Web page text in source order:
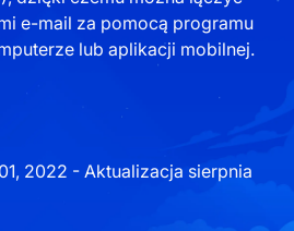
e-mail za pomocą programu
lub aplikacji mobilnej.
2022 - Aktualizacja sierpnia